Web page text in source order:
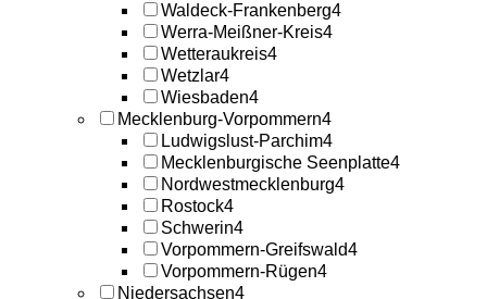
Waldeck-Frankenberg4
Werra-Meißner-Kreis4
Wetteraukreis4
Wetzlar4
Wiesbaden4
Mecklenburg-Vorpommern4
Ludwigslust-Parchim4
Mecklenburgische Seenplatte4
Nordwestmecklenburg4
Rostock4
Schwerin4
Vorpommern-Greifswald4
Vorpommern-Rügen4
Niedersachsen4